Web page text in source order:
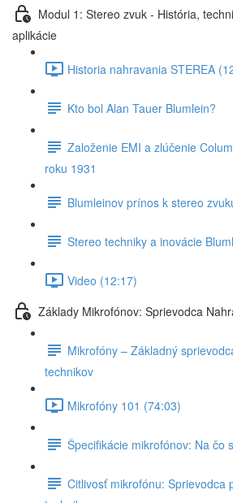
Modul 1: Stereo zvuk - História,
aplikácie
Historia nahravania STEREA
Kto bol Alan Tauer Blumlein?
Založenie EMI a zlúčenie
roku 1931
Blumleinov prínos k stereo
Stereo techniky a inovácie
Video (12:17)
Základy Mikrofónov: Sprievodca
Mikrofóny – Základný
technikov
Mikrofóny 101 (74:03)
Špecifikácie mikrofónov: Na čo
Citlivosť mikrofónu: Sprievodca